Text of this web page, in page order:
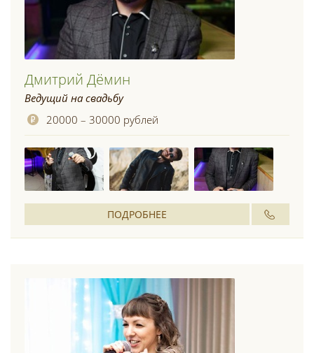
Дмитрий Дёмин
Ведущий на свадьбу
20000 – 30000 рублей
ПОДРОБНЕЕ